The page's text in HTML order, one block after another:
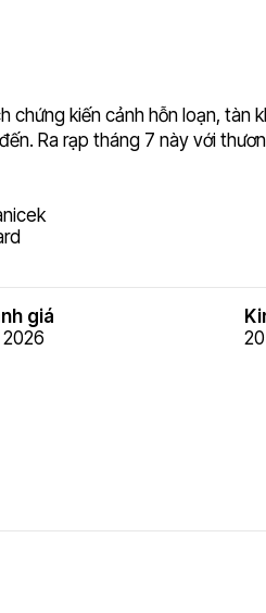
chứng kiến cảnh hỗn loạn, tàn
Ra rạp tháng 7 này với
giá
2026